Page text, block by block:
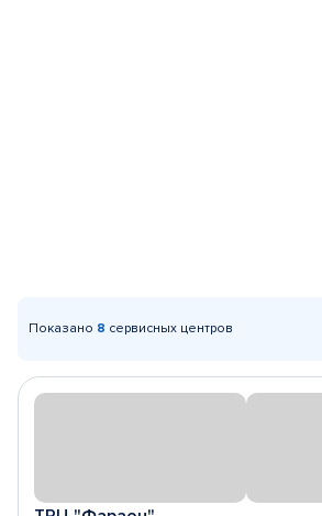
Показано 8 сервисных центров